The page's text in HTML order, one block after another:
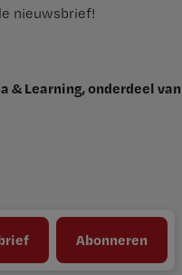
Abonneren
nieuwsbrief!
& Learning, onderdeel van